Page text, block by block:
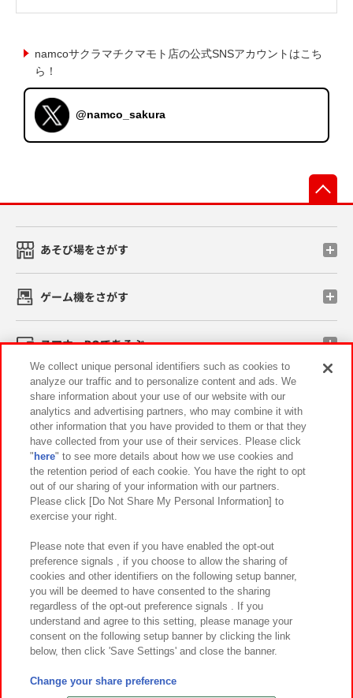
namcoサクラマチクマモト店の公式SNSアカウントはこち
ら！
@namco_sakura
あそび場をさがす
ゲーム機をさがす
スマホ・PCであそぶ
イベント・キャンペーン
関連会社 サステナビリティ サイトポリシー
プライバシーポリシー ウェブアクセシビリティ方針と検証結果
お取引先さまとともに
カスタマーハラスメント対応方針 よくあるご質問・お問い合わせ
©Bandai Namco Amusement Inc.
©Bandai Namco Amusement Lab Inc.
We collect unique personal identifiers such as cookies to
analyze our traffic and to personalize content and ads. We
share information about your use of our website with our
analytics and advertising partners, who may combine it with
other information that you have provided to them or that they
have collected from your use of their services. Please click
" here" to see more details about how we use cookies and
the retention period of each cookie. You have the right to opt
out of our sharing of your information with our partners.
Please click [Do Not Share My Personal Information] to
exercise your right.
Please note that even if you have enabled the opt-out
preference signals , if you choose to allow the sharing of
cookies and other identifiers on the following setup banner,
you will be deemed to have consented to the sharing
regardless of the opt-out preference signals . If you
understand and agree to this setting, please manage your
consent on the following setup banner by clicking the link
below, then click 'Save Settings' and close the banner.
Change your share preference